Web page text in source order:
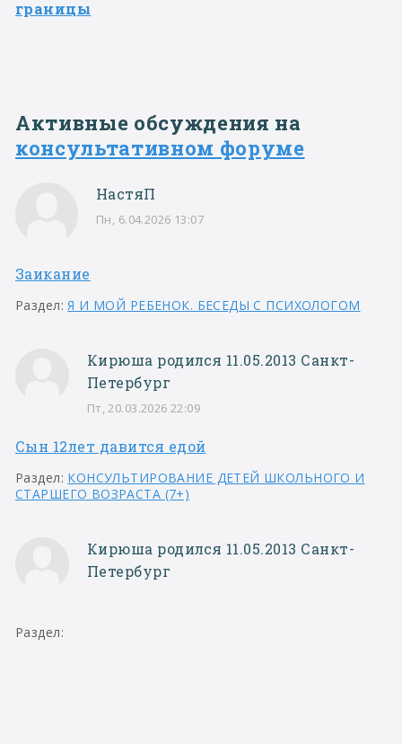
границы
Активные обсуждения на
консультативном форуме
НастяП
Пн, 6.04.2026 13:07
Заикание
Раздел:Я И МОЙ РЕБЕНОК. БЕСЕДЫ С ПСИХОЛОГОМ
Кирюша родился 11.05.2013 Санкт-
Петербург
Пт, 20.03.2026 22:09
Сын 12лет давится едой
Раздел: КОНСУЛЬТИРОВАНИЕ ДЕТЕЙ ШКОЛЬНОГО И
СТАРШЕГО ВОЗРАСТА (7+)
Кирюша родился 11.05.2013 Санкт-
Петербург
Раздел: